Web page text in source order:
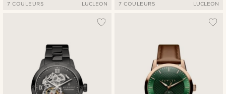
7 COULEURS LUCLEON 7 COULEURS LUCLEON